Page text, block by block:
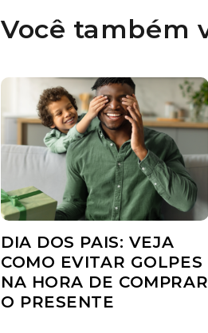
Você também
DIA DOS PAIS: VEJA
COMO EVITAR GOLPES
NA HORA DE COMPRAR
O PRESENTE